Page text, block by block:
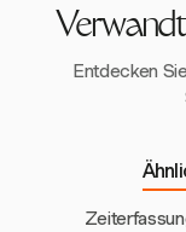
Entdecken